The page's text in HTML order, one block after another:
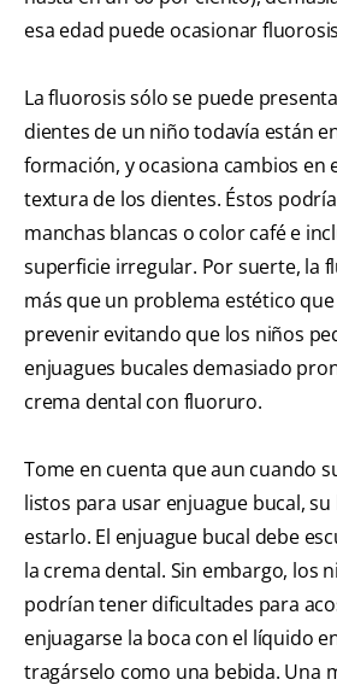
esa edad puede ocasionar
La fluorosis sólo se puede
dientes de un niño todavía están
formación, y ocasiona cambios en
textura de los dientes. Éstos
manchas blancas o color café e
superficie irregular. Por suerte, la
más que un problema estético
prevenir evitando que los niños
enjuagues bucales demasiado
crema dental con fluoruro.
Tome en cuenta que aun cuando
listos para usar enjuague bucal,
estarlo. El enjuague bucal debe
la crema dental. Sin embargo, los
podrían tener dificultades para
enjuagarse la boca con el líquido
tragárselo como una bebida. Una